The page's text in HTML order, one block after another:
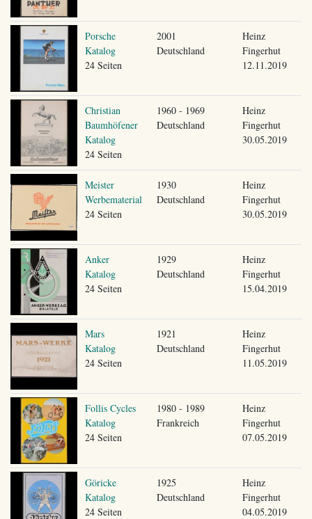
Porsche
Katalog
24 Seiten
2001
Deutschland
Heinz
Fingerhut
12.11.2019
Christian
Baumhöfener
Katalog
24 Seiten
1960 - 1969
Deutschland
Heinz
Fingerhut
30.05.2019
Meister
Werbematerial
24 Seiten
1930
Deutschland
Heinz
Fingerhut
30.05.2019
Anker
Katalog
24 Seiten
1929
Deutschland
Heinz
Fingerhut
15.04.2019
Mars
Katalog
24 Seiten
1921
Deutschland
Heinz
Fingerhut
11.05.2019
Follis Cycles
Katalog
24 Seiten
1980 - 1989
Frankreich
Heinz
Fingerhut
07.05.2019
Göricke
Katalog
24 Seiten
1925
Deutschland
Heinz
Fingerhut
04.05.2019